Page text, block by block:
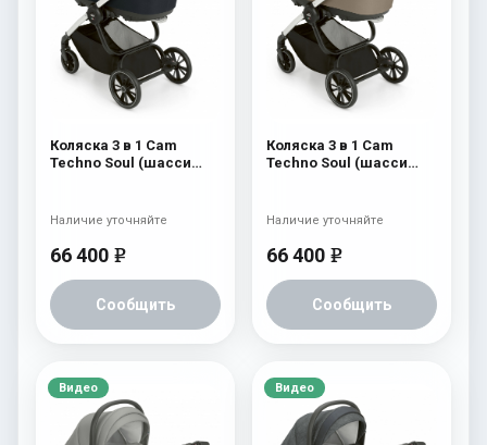
Коляска 3 в 1 Cam
Techno Soul (шасси
66 400 e
Сообщить
Наличие уточняйте
Коляска 3 в 1 Cam
Techno Soul (шасси
66 400 e
Сообщить
Наличие уточняйте
Видео Видео